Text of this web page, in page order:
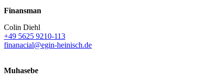
Finansman
Colin Diehl
+49 5625 9210-113
finanacial@egin-heinisch.de
Muhasebe